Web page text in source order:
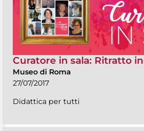
Curatore in sala: Ritratto
Museo di Roma
27/07/2017
Didattica per tutti